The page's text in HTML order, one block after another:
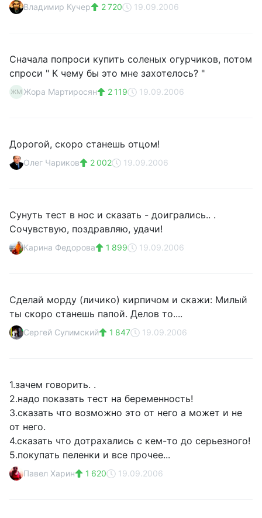
Владимир Кучер 2 720 19.09.2006
Сначала попроси купить соленых огурчиков, потом
спроси " К чему бы это мне захотелось? "
ЖМ Жора Мартиросян 2 119 19.09.2006
Дорогой, скоро станешь отцом!
Олег Чариков 2 002 19.09.2006
Сунуть тест в нос и сказать - доигрались.. .
Сочувствую, поздравляю, удачи!
Карина Федорова 1 899 19.09.2006
Сделай морду (личико) кирпичом и скажи: Милый
ты скоро станешь папой. Делов то....
Сергей Сулимский 1 847 19.09.2006
1.зачем говорить. .
2.надо показать тест на беременность!
3.сказать что возможно это от него а может и не
от него.
4.сказать что дотрахались с кем-то до серьезного!
5.покупать пеленки и все прочее...
Павел Харин 1 620 19.09.2006